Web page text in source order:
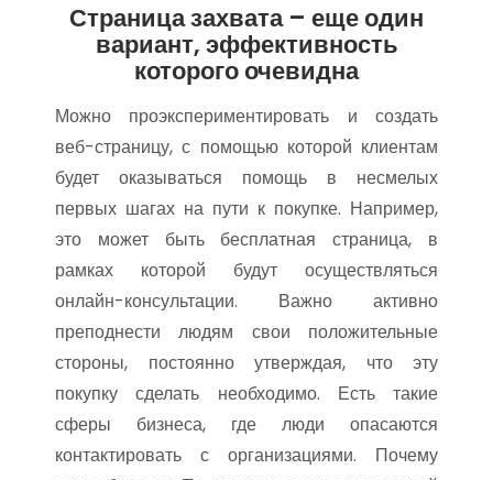
Страница захвата – еще один
вариант, эффективность
которого очевидна
Можно проэкспериментировать и создать
веб-страницу, с помощью которой клиентам
будет оказываться помощь в несмелых
первых шагах на пути к покупке. Например,
это может быть бесплатная страница, в
рамках которой будут осуществляться
онлайн-консультации. Важно активно
преподнести людям свои положительные
стороны, постоянно утверждая, что эту
покупку сделать необходимо. Есть такие
сферы бизнеса, где люди опасаются
контактировать с организациями. Почему